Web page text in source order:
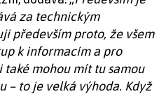
za technickým
především proto, že všem
k informacím a pro
také mohou mít tu samou
– to je velká výhoda. Když